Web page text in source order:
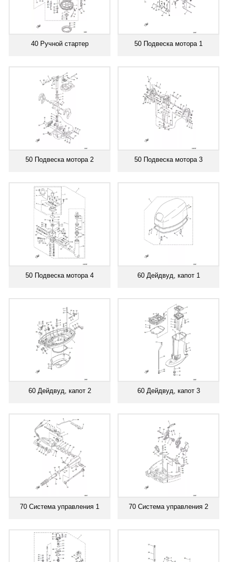
40 Ручной стартер 50 Подвеска мотора 1
50 Подвеска мотора 2 50 Подвеска мотора 3
50 Подвеска мотора 4 60 Дейдвуд, капот 1
60 Дейдвуд, капот 2 60 Дейдвуд, капот 3
70 Система управления 1 70 Система управления 2